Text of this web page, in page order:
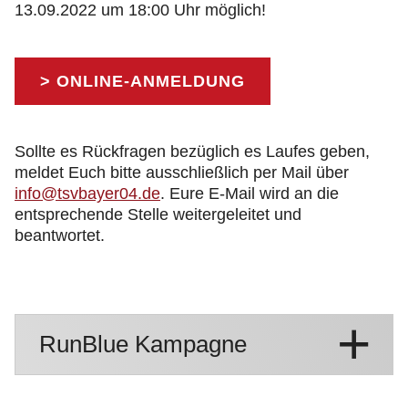
13.09.2022 um 18:00 Uhr möglich!
> ONLINE-ANMELDUNG
Sollte es Rückfragen bezüglich es Laufes geben,
meldet Euch bitte ausschließlich per Mail über
info@tsvbayer04.de. Eure E-Mail wird an die
entsprechende Stelle weitergeleitet und
beantwortet.
RunBlue Kampagne